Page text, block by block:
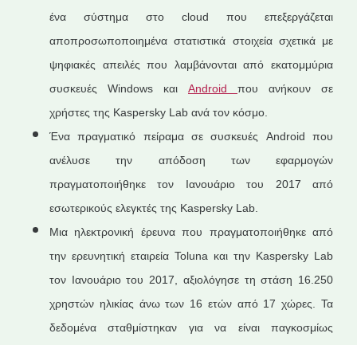
ένα σύστημα στο cloud που επεξεργάζεται
αποπροσωποποιημένα στατιστικά στοιχεία σχετικά με
ψηφιακές απειλές που λαμβάνονται από εκατομμύρια
συσκευές Windows και Android που ανήκουν σε
χρήστες της Kaspersky Lab ανά τον κόσμο.
Ένα πραγματικό πείραμα σε συσκευές Android που
ανέλυσε την απόδοση των εφαρμογών
πραγματοποιήθηκε τον Ιανουάριο του 2017 από
εσωτερικούς ελεγκτές της Kaspersky Lab.
Μια ηλεκτρονική έρευνα που πραγματοποιήθηκε από
την ερευνητική εταιρεία Toluna και την Kaspersky Lab
τον Ιανουάριο του 2017, αξιολόγησε τη στάση 16.250
χρηστών ηλικίας άνω των 16 ετών από 17 χώρες. Τα
δεδομένα σταθμίστηκαν για να είναι παγκοσμίως